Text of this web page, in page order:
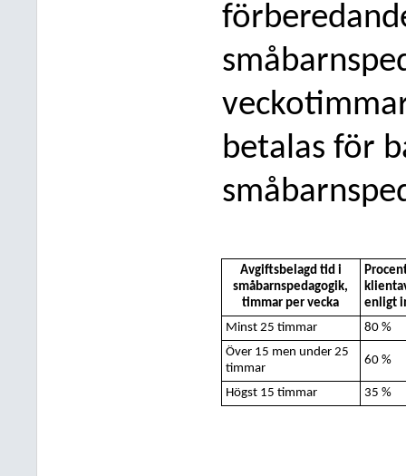
betalas för
Avgiftsbelagd tid i
småbarnspedagogik,
timmar per vecka
enligt
Minst 25 timmar
80 %
Över 15 men under 25
timmar
60 %
Högst 15 timmar 35 %